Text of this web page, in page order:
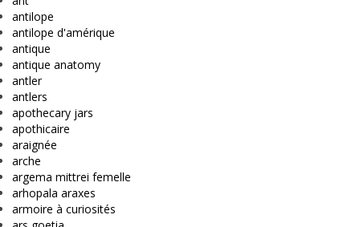
antilope
antilope d'amérique
antique
antique anatomy
antler
antlers
apothecary jars
apothicaire
araignée
arche
argema mittrei femelle
arhopala araxes
armoire à curiosités